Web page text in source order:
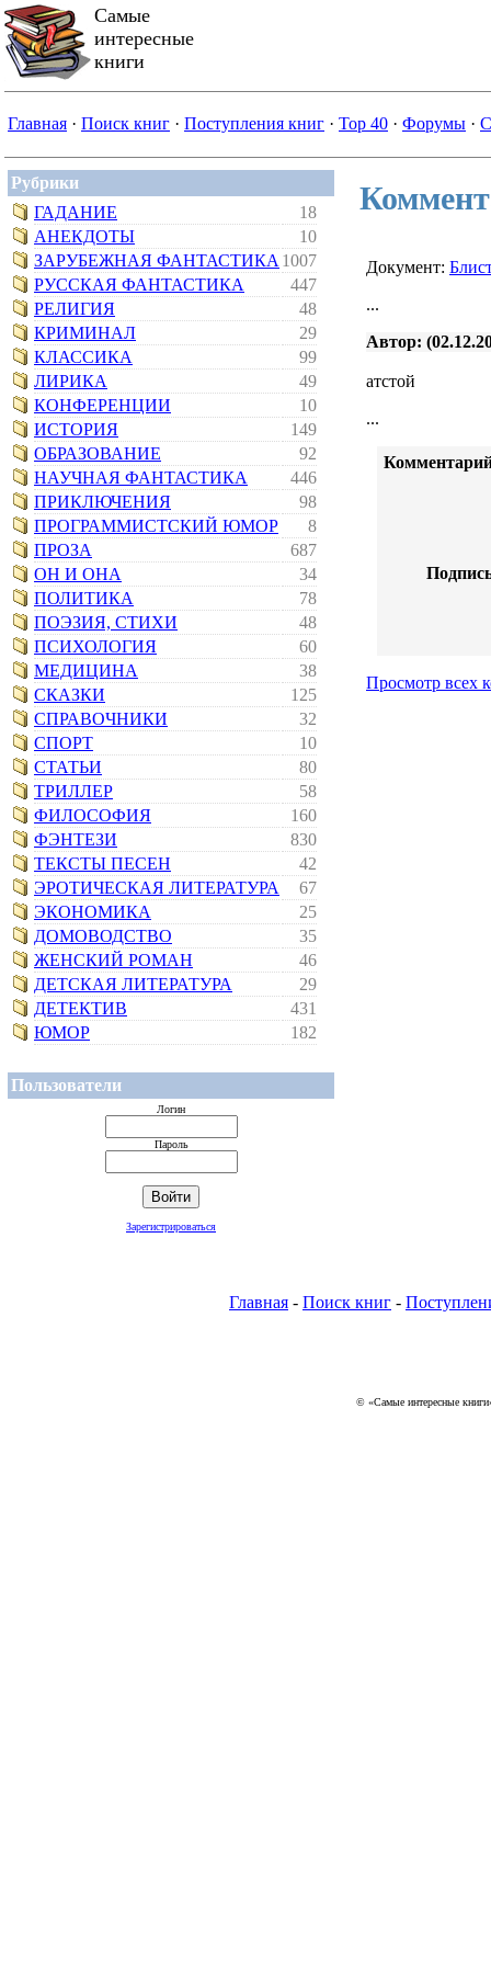
Самые
интересные
книги
Главная · Поиск книг · Поступления книг · Top 40 · Форумы ·
Рубрики
ГАДАНИЕ
18
АНЕКДОТЫ
10
ЗАРУБЕЖНАЯ ФАНТАСТИКА 1007
РУССКАЯ ФАНТАСТИКА
447
РЕЛИГИЯ
48
КРИМИНАЛ
29
КЛАССИКА
99
ЛИРИКА
49
КОНФЕРЕНЦИИ
10
ИСТОРИЯ
149
ОБРАЗОВАНИЕ
92
НАУЧНАЯ ФАНТАСТИКА
446
ПРИКЛЮЧЕНИЯ
98
ПРОГРАММИСТСКИЙ ЮМОР
8
ПРОЗА
687
ОН И ОНА
34
ПОЛИТИКА
78
ПОЭЗИЯ, СТИХИ
48
ПСИХОЛОГИЯ
60
МЕДИЦИНА
38
СКАЗКИ
125
СПРАВОЧНИКИ
32
СПОРТ
10
СТАТЬИ
80
ТРИЛЛЕР
58
ФИЛОСОФИЯ
160
ФЭНТЕЗИ
830
ТЕКСТЫ ПЕСЕН
42
ЭРОТИЧЕСКАЯ ЛИТЕРАТУРА
67
ЭКОНОМИКА
25
ДОМОВОДСТВО
35
ЖЕНСКИЙ РОМАН
46
ДЕТСКАЯ ЛИТЕРАТУРА
29
ДЕТЕКТИВ
431
ЮМОР
182
Пользователи
Логин
Пароль
Зарегистрироваться
Документ:
...
Автор:
атстой
...
Просмотр всех
Главная - Поиск книг -
© «Самые интересные